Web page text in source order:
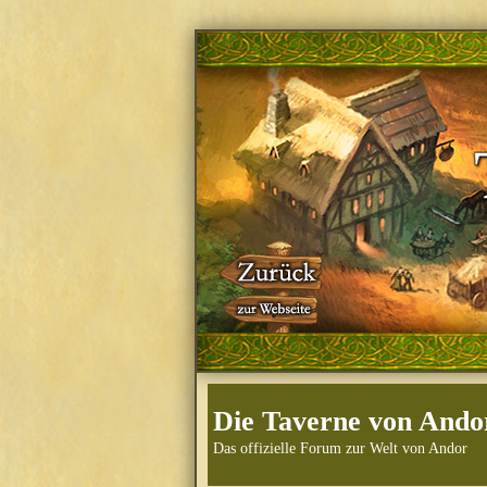
Die Taverne von
Das offizielle Forum zur Welt von Andor